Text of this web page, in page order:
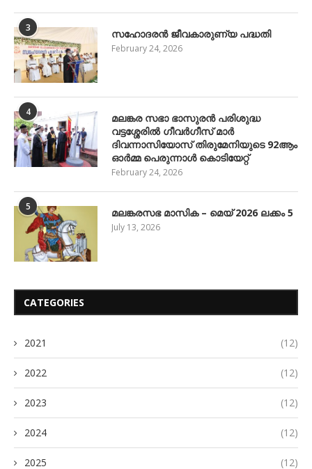
3 സഹോദരൻ ജീവകാരുണ്യ പദ്ധതി
February 24, 2026
4
മലങ്കര സഭാ ഭാസുരൻ പരിശുദ്ധ
വട്ടശ്ശേരിൽ ഗീവർഗീസ് മാർ
ദിവന്നാസിയോസ് തിരുമേനിയുടെ 92ആം
ഓർമ്മ പെരുന്നാൾ കൊടിയേറ്റ്
February 24, 2026
5 മലങ്കരസഭ മാസിക – മെയ് 2026 ലക്കം 5
July 13, 2026
CATEGORIES
2021 (12)
2022 (12)
2023 (12)
2024 (12)
2025 (12)